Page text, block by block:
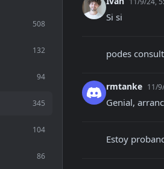
508
132
94
345
104
86
Si si
podes
rmtanke 11/
Genial,
Estoy